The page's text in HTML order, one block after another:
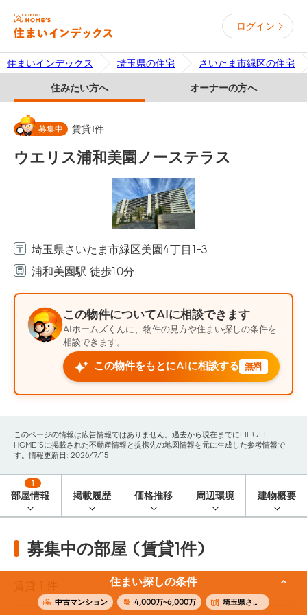
ログイン
住まいインデックス 埼玉県の住宅 さいたま市緑区の住宅
住みたい方へ オーナーの方へ
住まい探しの条件
中古マンション 4,000万~6,000万 埼玉県さいたま市緑区
募集中 賃貸1件
ウエリス浦和美園ノーステラス
埼玉県さいたま市緑区美園4丁目1-3
浦和美園駅 徒歩10分
この物件についてAIに相談できます
AIホームズくんに、物件の見方や住まい探しの条件を
相談できます。
この物件をもとにAIに相談する 無料
このページの情報は広告情報ではありません。過去から現在までにLIFULL
HOME'Sに掲載された不動産情報と提携先の地図情報を元に生成した参考情報で
す。情報更新日: 2026/7/15
部屋情報
1
掲載履歴 価格推移 周辺環境 建物概要
募集中の部屋 (賃貸1件)
1